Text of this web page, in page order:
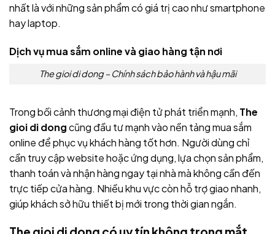
nhất là với những sản phẩm có giá trị cao như smartphone
hay laptop.
Dịch vụ mua sắm online và giao hàng tận nơi
The gioi di dong – Chính sách bảo hành và hậu mãi
Trong bối cảnh thương mại điện tử phát triển mạnh, The
gioi di dongcũng đầu tư mạnh vào nền tảng mua sắm
online để phục vụ khách hàng tốt hơn. Người dùng chỉ
cần truy cập website hoặc ứng dụng, lựa chọn sản phẩm,
thanh toán và nhận hàng ngay tại nhà mà không cần đến
trực tiếp cửa hàng. Nhiều khu vực còn hỗ trợ giao nhanh,
giúp khách sở hữu thiết bị mới trong thời gian ngắn.